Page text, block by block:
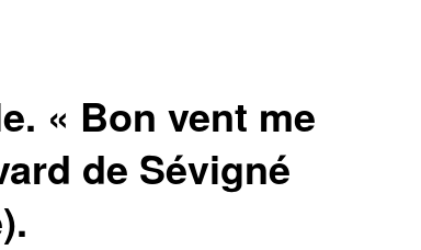
« Bon vent me
de Sévigné